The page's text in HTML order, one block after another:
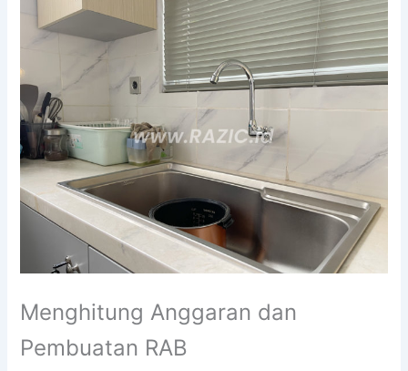
Menghitung Anggaran dan
Pembuatan RAB